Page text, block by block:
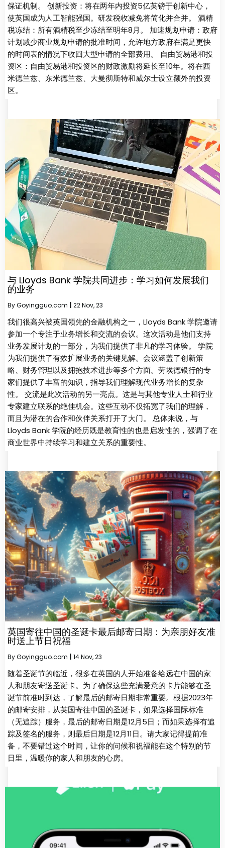
保证机制。 创新投资：将在两年内投资5亿英镑于创新中心，
使英国成为人工智能强国。研发税收减免将简化并合并。 酒精
税冻结：所有酒精税至少冻结至明年8月。 加速规划申请：政府
计划减少商业规划申请的批准时间，允许地方政府在满足更快
的时间表的情况下收回大型申请的全部费用。 自由贸易港和投
资区：自由贸易港和投资区的财政激励将延长至10年。将在西
米德兰兹、东米德兰兹、大曼彻斯特和威尔士设立额外的投资
区。
与 Lloyds Bank 学院共同进步：学习如何发展我们
的业务
ByGoyingguo.com 22Nov, 23
我们很高兴被英国领先的金融机构之一，Lloyds Bank 学院邀请
参加一个专注于业务增长和交流的会议。这次活动是他们支持
业务发展计划的一部分，为我们提供了非凡的学习体验。 学院
为我们提供了有效扩展业务的关键见解。会议涵盖了创新策
略、财务管理以及拥抱技术进步等多个方面。劳埃德银行的专
家们提供了丰富的知识，指导我们理解现代业务增长的复杂
性。 交流是此次活动的另一亮点。这是与其他专业人士和行业
专家建立联系的绝佳机会。这些互动不仅拓宽了我们的理解，
而且为潜在的合作和伙伴关系打开了大门。 总体来说，与
Lloyds Bank 学院的经历既是教育性的也是启发性的，强调了在
商业世界中持续学习和建立关系的重要性。
英国寄往中国的圣诞卡最后邮寄日期：为亲朋好友准
时送上节日祝福
ByGoyingguo.com 14Nov, 23
随着圣诞节的临近，很多在英国的人开始准备给远在中国的家
人和朋友寄送圣诞卡。为了确保这些充满爱意的卡片能够在圣
诞节前准时到达，了解最后的邮寄日期非常重要。根据2023年
的邮寄安排，从英国寄往中国的圣诞卡，如果选择国际标准
（无追踪）服务，最后的邮寄日期是12月5日；而如果选择有追
踪及签名的服务，则最后日期是12月11日。请大家记得提前准
备，不要错过这个时间，让你的问候和祝福能在这个特别的节
日里，温暖你的家人和朋友的心房。